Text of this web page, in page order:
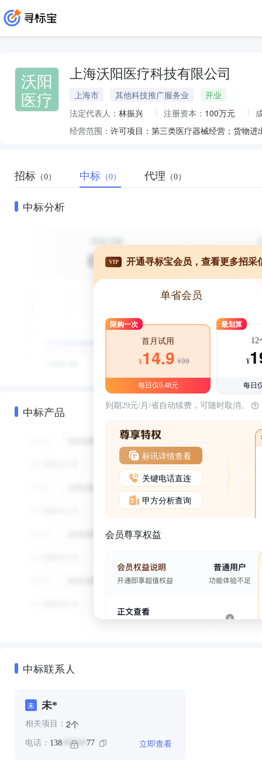
沃阳
医疗
上海沃阳医疗科技有限公司
上海市 其他科技推广服务业
开业
法定代表人： 林振兴 注册资本： 100万元
经营范围：
招标 （0） 中标 （0） 代理 （0）
中标分析
中标产品
VIP 开通寻标宝会员，查看更多招采
单省会员
限购一次
首月试用
¥14.9 ¥39
每日仅0.48元
最划算
12
¥
每日
到期29元/月/省自动续费，可随时取消。
标讯详情查看
关键电话直连
甲方分析查询
会员尊享权益
中标联系人
未 未*
相关项目： 2个
电话： 138 ****** 77 立即查看